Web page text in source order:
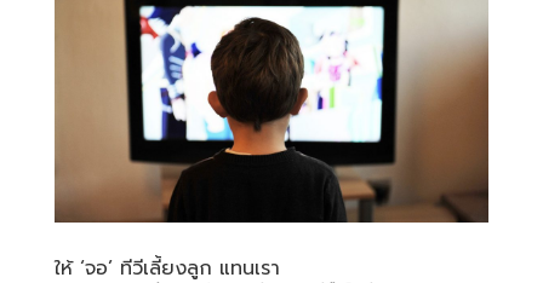
ให้ ‘จอ’ ทีวีเลี้ยงลูก แทนเรา